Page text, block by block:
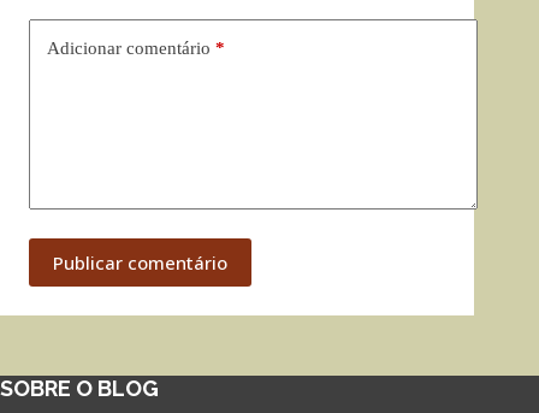
Adicionar comentário *
Publicar comentário
SOBRE O BLOG